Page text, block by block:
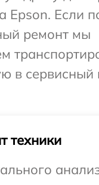
Epson. Если
ремонт мы
в сервисный
техники